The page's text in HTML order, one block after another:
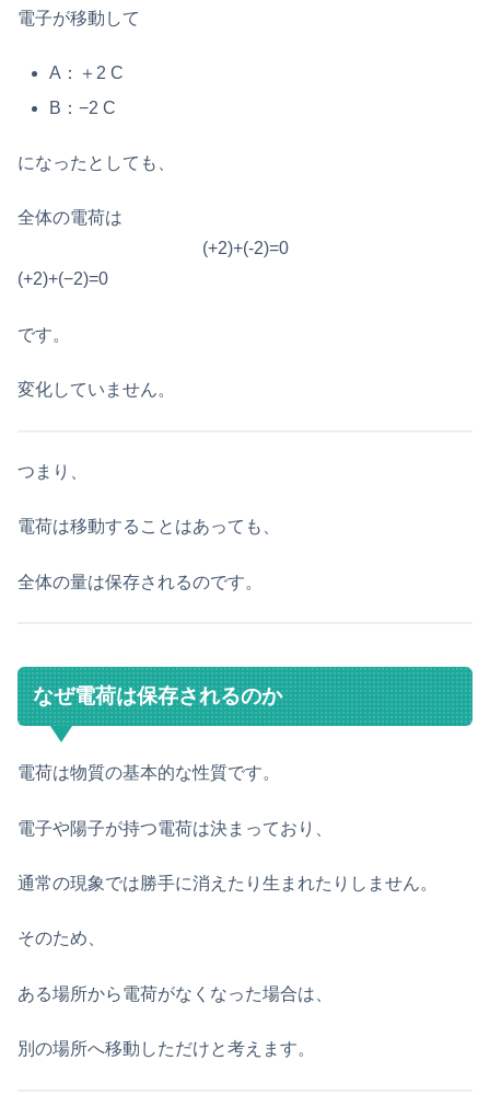
電子が移動して
A：＋2 C
B：−2 C
になったとしても、
全体の電荷は
(+2)+(-2)=0
(+2)+(−2)=0
です。
変化していません。
つまり、
電荷は移動することはあっても、
全体の量は保存されるのです。
なぜ電荷は保存されるのか
電荷は物質の基本的な性質です。
電子や陽子が持つ電荷は決まっており、
通常の現象では勝手に消えたり生まれたりしません。
そのため、
ある場所から電荷がなくなった場合は、
別の場所へ移動しただけと考えます。